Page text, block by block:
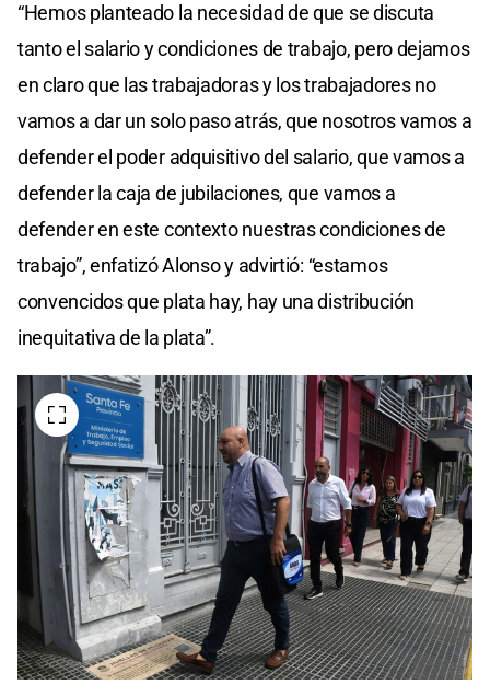
“Hemos planteado la necesidad de que se discuta
tanto el salario y condiciones de trabajo, pero dejamos
en claro que las trabajadoras y los trabajadores no
vamos a dar un solo paso atrás, que nosotros vamos a
defender el poder adquisitivo del salario, que vamos a
defender la caja de jubilaciones, que vamos a
defender en este contexto nuestras condiciones de
trabajo”, enfatizó Alonso y advirtió: “estamos
convencidos que plata hay, hay una distribución
inequitativa de la plata”.